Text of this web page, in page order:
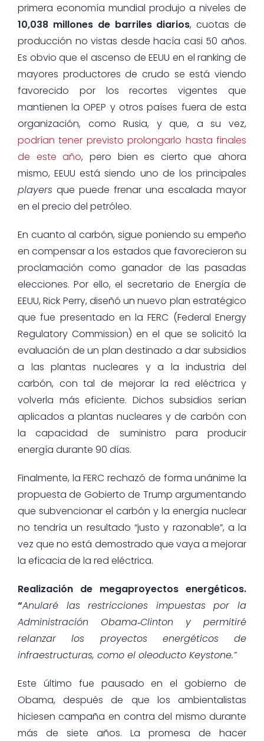
primera economía mundial produjo a niveles de
10,038 millones de barriles diarios, cuotas de
producción no vistas desde hacía casi 50 años.
Es obvio que el ascenso de EEUU en el ranking de
mayores productores de crudo se está viendo
favorecido por los recortes vigentes que
mantienen la OPEP y otros países fuera de esta
organización, como Rusia, y que, a su vez,
podrían tener previsto prolongarlo hasta finales
de este año, pero bien es cierto que ahora
mismo, EEUU está siendo uno de los principales
playersque puede frenar una escalada mayor
en el precio del petróleo.
En cuanto al carbón, sigue poniendo su empeño
en compensar a los estados que favorecieron su
proclamación como ganador de las pasadas
elecciones. Por ello, el secretario de Energía de
EEUU, Rick Perry, diseñó un nuevo plan estratégico
que fue presentado en la FERC (Federal Energy
Regulatory Commission) en el que se solicitó la
evaluación de un plan destinado a dar subsidios
a las plantas nucleares y a la industria del
carbón, con tal de mejorar la red eléctrica y
volverla más eficiente. Dichos subsidios serían
aplicados a plantas nucleares y de carbón con
la capacidad de suministro para producir
energía durante 90 días.
Finalmente, la FERC rechazó de forma unánime la
propuesta de Gobierto de Trump argumentando
que subvencionar el carbón y la energía nuclear
no tendría un resultado “justo y razonable”, a la
vez que no está demostrado que vaya a mejorar
la eficacia de la red eléctrica.
Realización de megaproyectos energéticos.
“Anularé las restricciones impuestas por la
Administración Obama‑Clinton y permitiré
relanzar los proyectos energéticos de
infraestructuras, como el oleoducto Keystone.”
Este último fue pausado en el gobierno de
Obama, después de que los ambientalistas
hiciesen campaña en contra del mismo durante
más de siete años. La promesa de hacer